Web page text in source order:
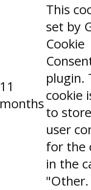
11
months
This
set by
Cookie
plugin.
cookie
to
user
for the
in the
"Other.